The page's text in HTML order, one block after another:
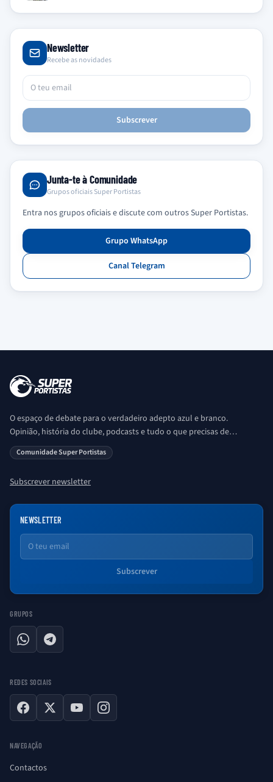
Newsletter
Recebe as novidades
Subscrever
Junta-te à Comunidade
Grupos oficiais Super Portistas
Entra nos grupos oficiais e discute com outros Super Portistas.
Grupo WhatsApp
Canal Telegram
O espaço de debate para o verdadeiro adepto azul e branco.
Opinião, história do clube, podcasts e tudo o que precisas de
saber sobre o universo Porto. Ser Porto é aqui!
Comunidade Super Portistas
Subscrever newsletter
NEWSLETTER
Email
Subscrever
GRUPOS
WhatsAppTelegram
REDES SOCIAIS
Facebook
X YouTubeInstagram
NAVEGAÇÃO
Contactos